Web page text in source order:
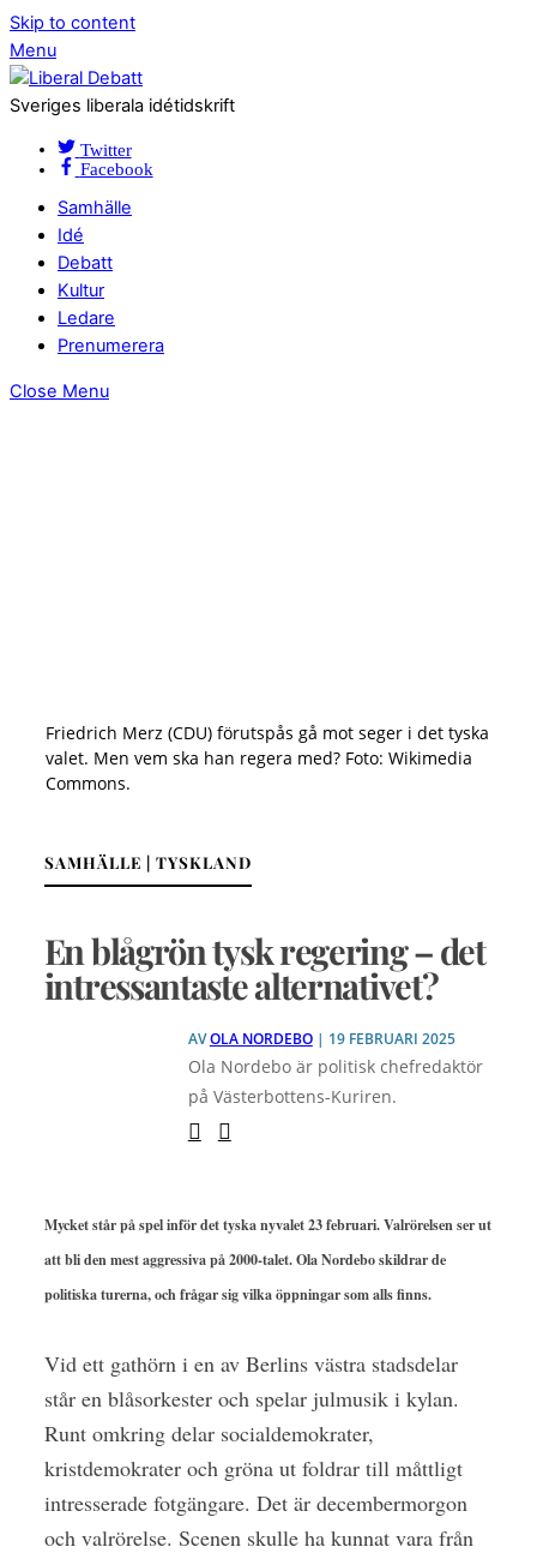
Skip to content
Menu
Sveriges liberala idétidskrift
Twitter
Facebook
Samhälle
Idé
Debatt
Kultur
Ledare
Prenumerera
Close Menu
Friedrich Merz (CDU) förutspås gå mot seger i det tyska
valet. Men vem ska han regera med? Foto: Wikimedia
Commons.
SAMHÄLLE | TYSKLAND
En blågrön tysk regering – det
intressantaste alternativet?
AVOLA NORDEBO| 19 FEBRUARI 2025
Ola Nordebo är politisk chefredaktör
på Västerbottens-Kuriren.
Mycket står på spel inför det tyska nyvalet 23 februari. Valrörelsen ser ut
att bli den mest aggressiva på 2000-talet. Ola Nordebo skildrar de
politiska turerna, och frågar sig vilka öppningar som alls finns.
Vid ett gathörn i en av Berlins västra stadsdelar
står en blåsorkester och spelar julmusik i kylan.
Runt omkring delar socialdemokrater,
kristdemokrater och gröna ut foldrar till måttligt
intresserade fotgängare. Det är decembermorgon
och valrörelse. Scenen skulle ha kunnat vara från